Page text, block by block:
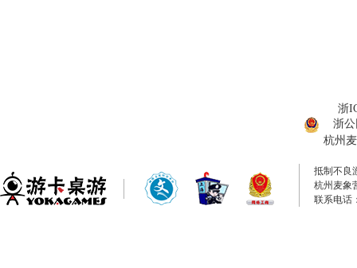
浙
浙公
杭州
抵制不良
杭州麦象
联系电话